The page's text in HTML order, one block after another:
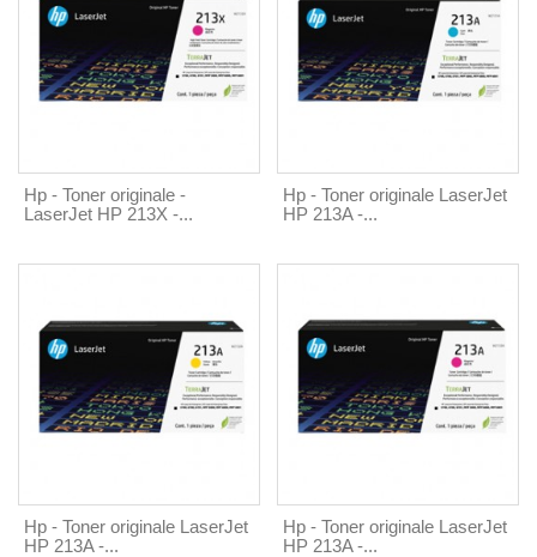
Hp - Toner originale -
LaserJet HP 213X -...
Hp - Toner originale LaserJet
HP 213A -...
Hp - Toner originale LaserJet
HP 213A -...
Hp - Toner originale LaserJet
HP 213A -...